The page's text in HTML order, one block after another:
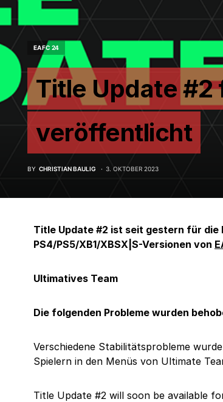
EA FC 24
Title Update #2
veröffentlicht
BY CHRISTIAN BAULIG 3. OKTOBER 2023
Title Update #2 ist seit gestern für die
PS4/PS5/XB1/XBSX|S-Versionen von
Ultimatives Team
Die folgenden Probleme wurden
Verschiedene Stabilitätsprobleme
Spielern in den Menüs von Ultimate
Title Update #2 will soon be available